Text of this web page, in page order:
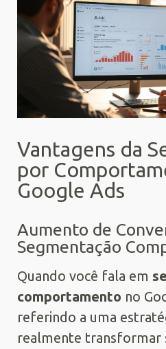
Vantagens da
por
Google Ads
Aumento de
Segmentação
Quando você fala em
comportamento no
referindo a uma
realmente transformar